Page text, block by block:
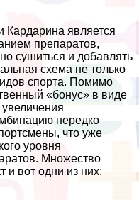
Кардарина является
препаратов,
сушиться и добавлять
схема не только
спорта. Помимо
«бонус» в виде
нередко
что уже
уровня
Множество
и вот одни из них: